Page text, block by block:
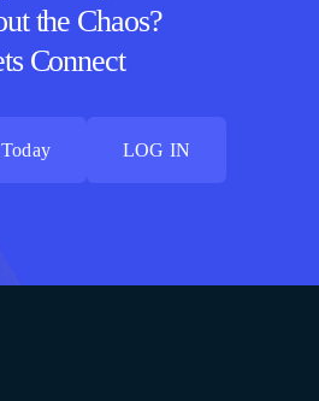
the Chaos?
Connect
LOG IN